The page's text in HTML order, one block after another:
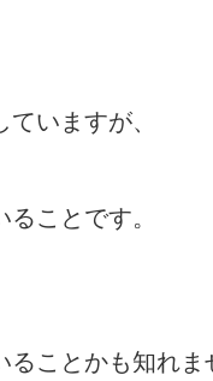
いますが、
ことです。
ることかも知れ